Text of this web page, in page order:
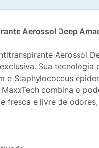
Aerossol Deep
Aerossol
Sua
e Staphylococcus
MaxxTech combina o
fresca e livre de